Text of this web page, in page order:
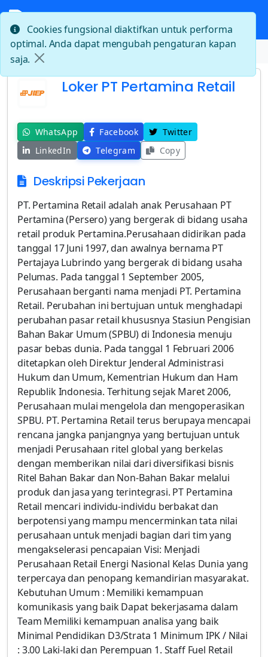
Beranda Loker PT Pertamina Retail
Loker PT Pertamina Retail
WhatsApp Facebook
Twitter
LinkedIn
Telegram Copy
Deskripsi Pekerjaan
PT. Pertamina Retail adalah anak Perusahaan PT
Pertamina (Persero) yang bergerak di bidang usaha
retail produk Pertamina.Perusahaan didirikan pada
tanggal 17 Juni 1997, dan awalnya bernama PT
Pertajaya Lubrindo yang bergerak di bidang usaha
Pelumas. Pada tanggal 1 September 2005,
Perusahaan berganti nama menjadi PT. Pertamina
Retail. Perubahan ini bertujuan untuk menghadapi
perubahan pasar retail khususnya Stasiun Pengisian
Bahan Bakar Umum (SPBU) di Indonesia menuju
pasar bebas dunia. Pada tanggal 1 Februari 2006
ditetapkan oleh Direktur Jenderal Administrasi
Hukum dan Umum, Kementrian Hukum dan Ham
Republik Indonesia. Terhitung sejak Maret 2006,
Perusahaan mulai mengelola dan mengoperasikan
SPBU. PT. Pertamina Retail terus berupaya mencapai
rencana jangka panjangnya yang bertujuan untuk
menjadi Perusahaan ritel global yang berkelas
dengan memberikan nilai dari diversifikasi bisnis
Ritel Bahan Bakar dan Non-Bahan Bakar melalui
produk dan jasa yang terintegrasi. PT Pertamina
Retail mencari individu-individu berbakat dan
berpotensi yang mampu mencerminkan tata nilai
perusahaan untuk menjadi bagian dari tim yang
mengakselerasi pencapaian Visi: Menjadi
Perusahaan Retail Energi Nasional Kelas Dunia yang
terpercaya dan penopang kemandirian masyarakat.
Kebutuhan Umum : Memiliki kemampuan
komunikasis yang baik Dapat bekerjasama dalam
Team Memiliki kemampuan analisa yang baik
Minimal Pendidikan D3/Strata 1 Minimum IPK / Nilai
: 3.00 Laki-laki dan Perempuan 1. Staff Fuel Retail
Cookies fungsional diaktifkan untuk performa
optimal. Anda dapat mengubah pengaturan kapan
saja.